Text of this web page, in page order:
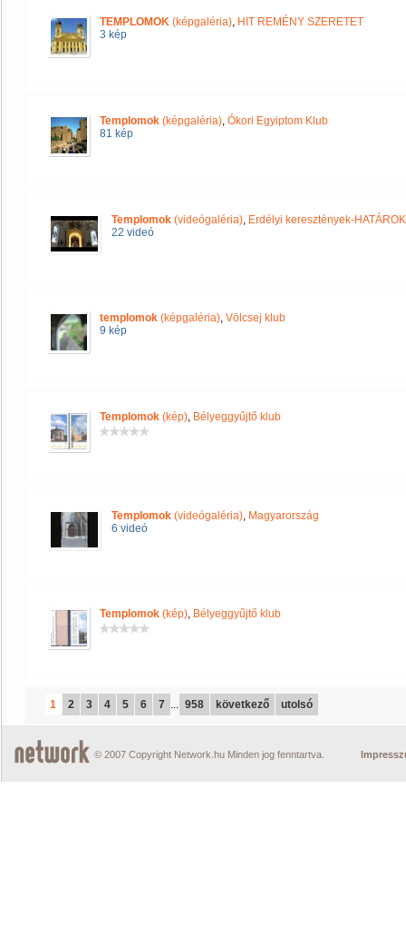
TEMPLOMOK (képgaléria), HIT REMÉNY SZERETET
3 kép
Templomok (képgaléria), Ókori Egyiptom Klub
81 kép
Templomok (videógaléria), Erdélyi keresztények-
22 videó
templomok (képgaléria), Völcsej klub
9 kép
Templomok (kép), Bélyeggyűjtő klub
Templomok (videógaléria), Magyarország
6 videó
Templomok (kép), Bélyeggyűjtő klub
1 2 3 4 5 6 7 ... 958 következő utolsó
© 2007 Copyright Network.hu Minden jog fenntartva.